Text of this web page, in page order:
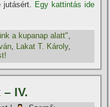
jutásért. Egy kattintás ide
a kupanap alatt"
Lakat T. Károly,
IV.